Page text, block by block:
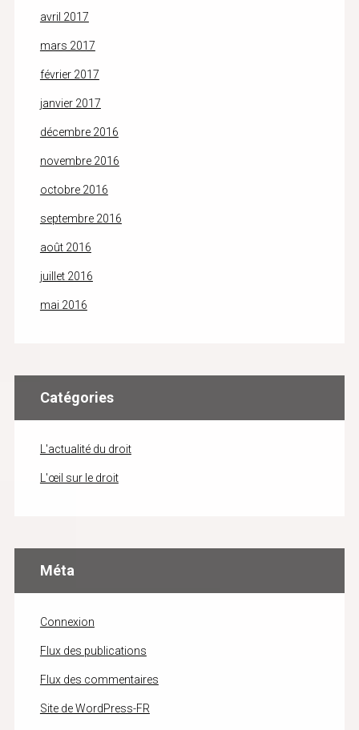
avril 2017
mars 2017
février 2017
janvier 2017
décembre 2016
novembre 2016
octobre 2016
septembre 2016
août 2016
juillet 2016
mai 2016
Catégories
L'actualité du droit
L'œil sur le droit
Méta
Connexion
Flux des publications
Flux des commentaires
Site de WordPress-FR